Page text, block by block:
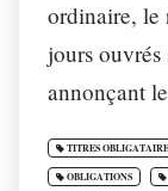
ordinaire, le
jours ouvrés
annonçant
TITRES
OBLIGATIONS